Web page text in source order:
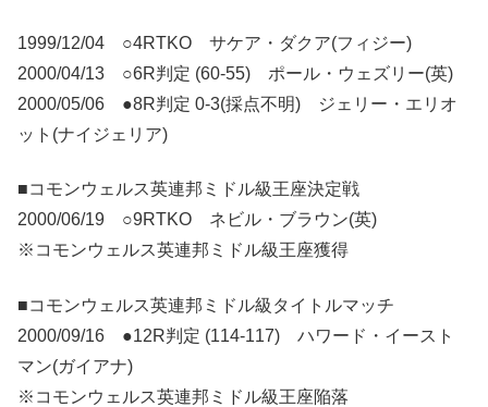
1999/12/04 ○4RTKO サケア・ダクア(フィジー)
2000/04/13 ○6R判定 (60-55) ポール・ウェズリー(英)
2000/05/06 ●8R判定 0-3(採点不明) ジェリー・エリオ
ット(ナイジェリア)
■コモンウェルス英連邦ミドル級王座決定戦
2000/06/19 ○9RTKO ネビル・ブラウン(英)
※コモンウェルス英連邦ミドル級王座獲得
■コモンウェルス英連邦ミドル級タイトルマッチ
2000/09/16 ●12R判定 (114-117) ハワード・イースト
マン(ガイアナ)
※コモンウェルス英連邦ミドル級王座陥落